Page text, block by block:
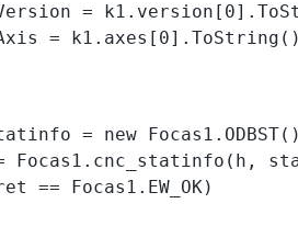
=
=
= new
Focas1.cnc_statinfo(h,
== Focas1.EW_OK)